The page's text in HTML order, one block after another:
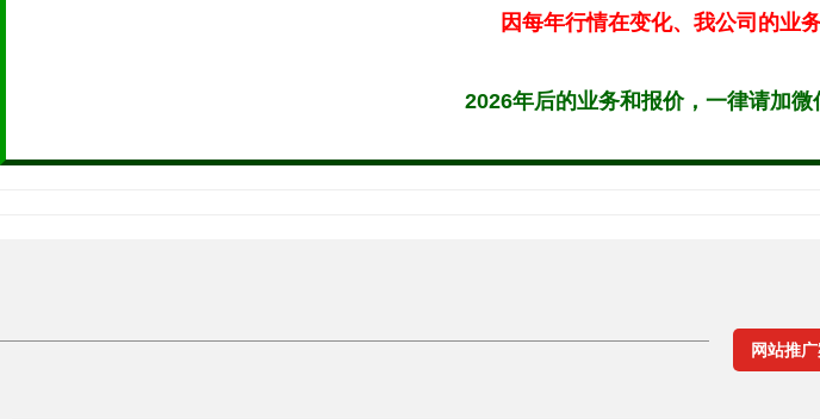
因每年行情在变化、我公司的业
2026年后的业务和报价，一律请加微
网站推